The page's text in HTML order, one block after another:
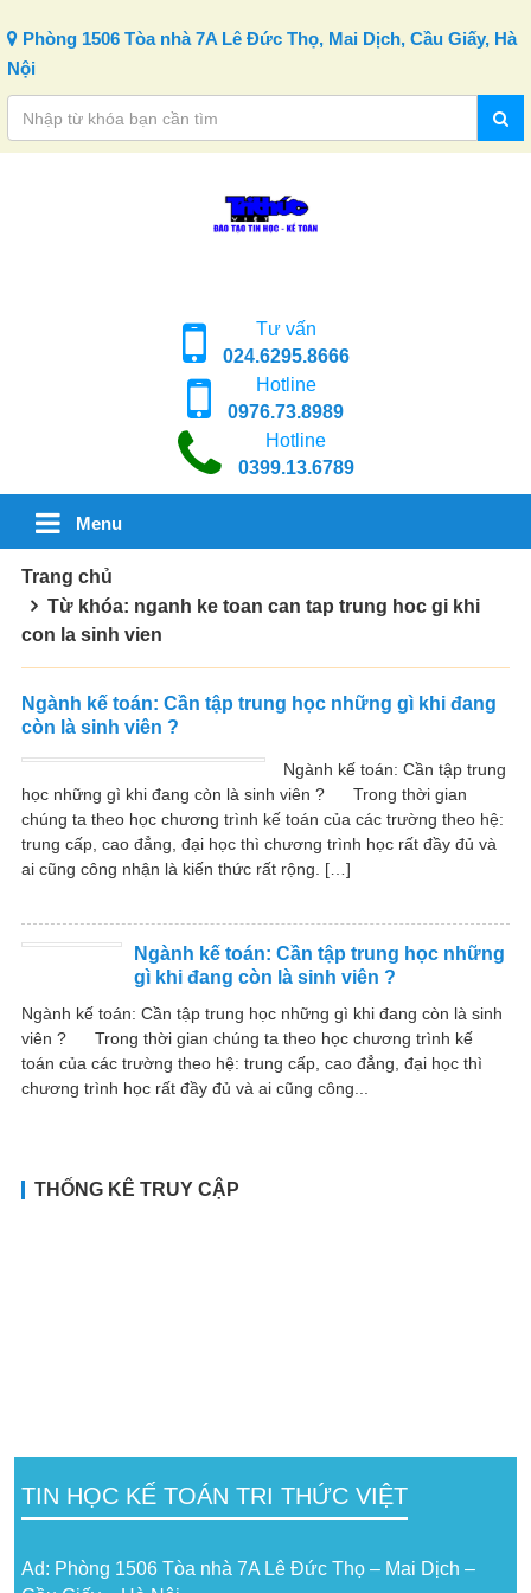
Phòng 1506 Tòa nhà 7A Lê Đức Thọ, Mai Dịch, Cầu Giấy, Hà
Nội
Tư vấn
024.6295.8666
Hotline
0976.73.8989
Hotline
0399.13.6789
Menu
Trang chủ
Từ khóa: nganh ke toan can tap trung hoc gi khi
con la sinh vien
Ngành kế toán: Cần tập trung học những gì khi đang
còn là sinh viên ?
Ngành kế toán: Cần tập trung
học những gì khi đang còn là sinh viên ? Trong thời gian
chúng ta theo học chương trình kế toán của các trường theo hệ:
trung cấp, cao đẳng, đại học thì chương trình học rất đầy đủ và
ai cũng công nhận là kiến thức rất rộng. […]
Ngành kế toán: Cần tập trung học những
gì khi đang còn là sinh viên ?
Ngành kế toán: Cần tập trung học những gì khi đang còn là sinh
viên ? Trong thời gian chúng ta theo học chương trình kế
toán của các trường theo hệ: trung cấp, cao đẳng, đại học thì
chương trình học rất đầy đủ và ai cũng công...
THỐNG KÊ TRUY CẬP
TIN HỌC KẾ TOÁN TRI THỨC VIỆT
Ad: Phòng 1506 Tòa nhà 7A Lê Đức Thọ – Mai Dịch –